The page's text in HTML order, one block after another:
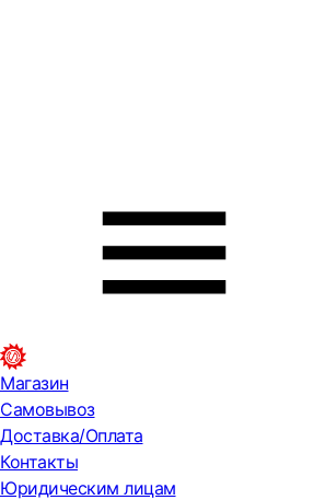
Магазин
Самовывоз
Доставка/Оплата
Контакты
Юридическим лицам